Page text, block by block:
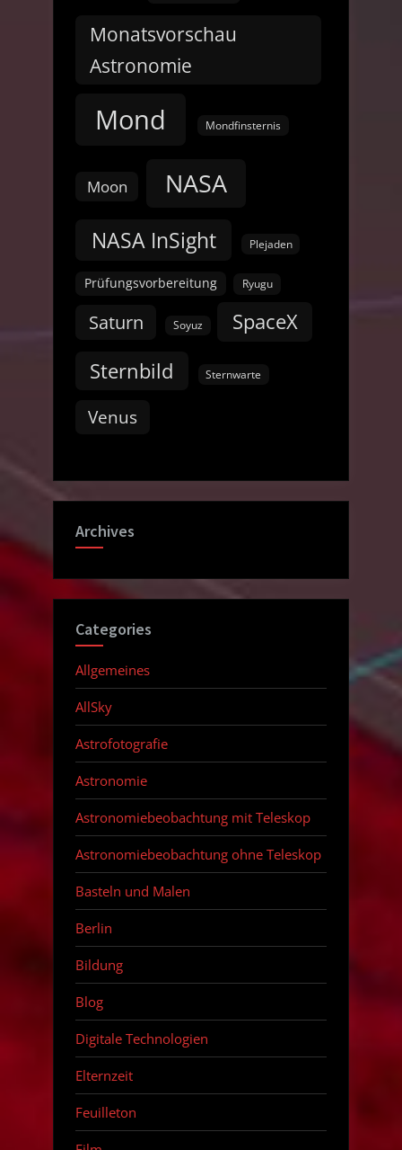
Monatsvorschau
Astronomie
Mond Mondfinsternis
Moon NASA
NASA InSight Plejaden
Prüfungsvorbereitung Ryugu
Saturn Soyuz
SpaceX
Sternbild
Sternwarte
Venus
Archives
Categories
Allgemeines
AllSky
Astrofotografie
Astronomie
Astronomiebeobachtung mit Teleskop
Astronomiebeobachtung ohne Teleskop
Basteln und Malen
Berlin
Bildung
Blog
Digitale Technologien
Elternzeit
Feuilleton